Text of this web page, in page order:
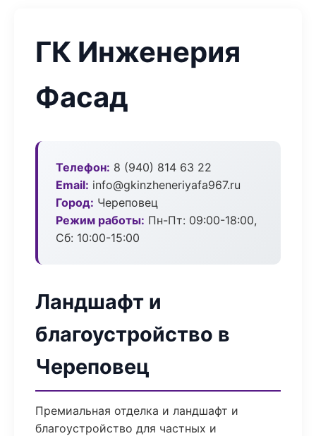
ГК Инженерия
Фасад
Телефон: 8 (940) 814 63 22
Email: info@gkinzheneriyafa967.ru
Город: Череповец
Режим работы: Пн-Пт: 09:00-18:00,
Сб: 10:00-15:00
Ландшафт и
благоустройство в
Череповец
Премиальная отделка и ландшафт и
благоустройство для частных и